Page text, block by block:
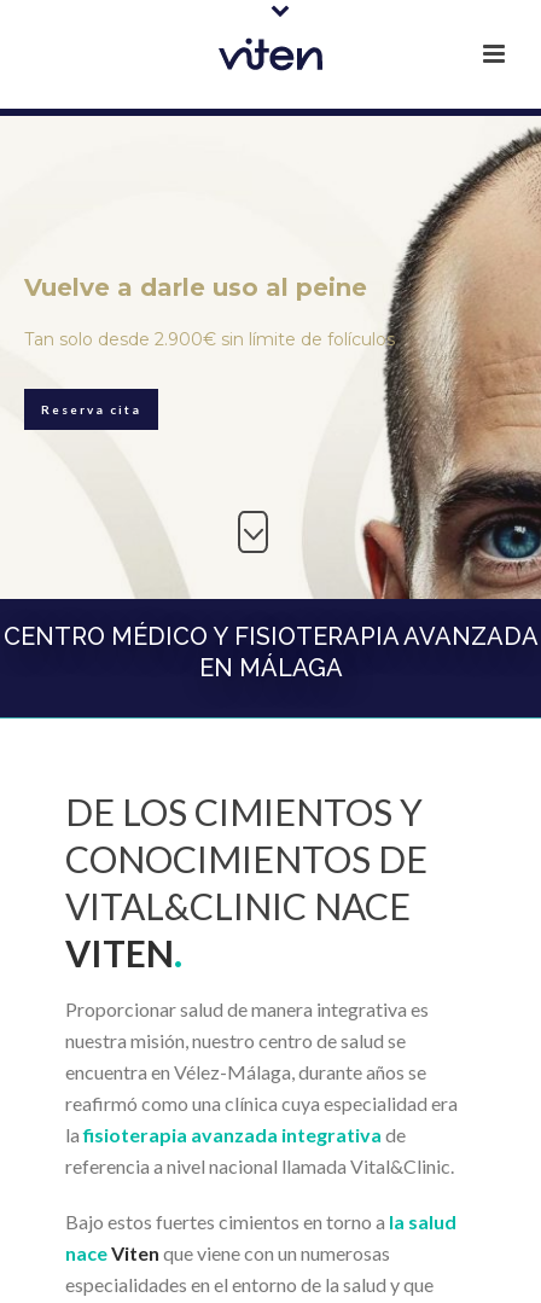
Vuelve a darle uso al peine
Tan solo desde 2.900€ sin límite de folículos
Reserva cita
CENTRO MÉDICO Y FISIOTERAPIA AVANZADA
EN MÁLAGA
DE LOS CIMIENTOS Y
CONOCIMIENTOS DE
VITAL&CLINIC NACE
VITEN.
Proporcionar salud de manera integrativa es
nuestra misión, nuestro centro de salud se
encuentra en Vélez-Málaga, durante años se
reafirmó como una clínica cuya especialidad era
lafisioterapia avanzada integrativa de
referencia a nivel nacional llamada Vital&Clinic.
Bajo estos fuertes cimientos en torno a la salud
naceViten que viene con un numerosas
especialidades en el entorno de la salud y que